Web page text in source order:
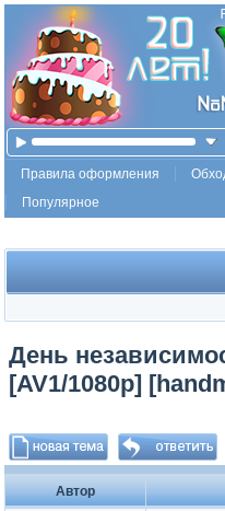
Правила оформления
Популярное
День
[AV1/1080p]
Автор